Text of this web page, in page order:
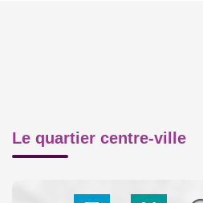
Le quartier centre-ville